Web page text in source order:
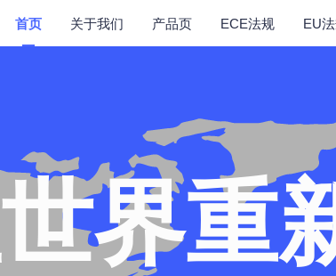
首页 关于我们 产品页 ECE法规 EU
界重